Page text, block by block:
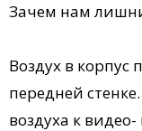
Зачем нам
Воздух в корпус
передней
воздуха к